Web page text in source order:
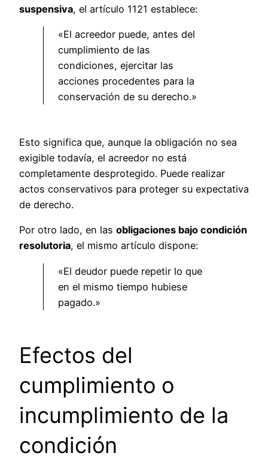
suspensiva, el artículo 1121 establece:
«El acreedor puede, antes del
cumplimiento de las
condiciones, ejercitar las
acciones procedentes para la
conservación de su derecho.»
Esto significa que, aunque la obligación no sea
exigible todavía, el acreedor no está
completamente desprotegido. Puede realizar
actos conservativos para proteger su expectativa
de derecho.
Por otro lado, en las obligaciones bajo condición
resolutoria, el mismo artículo dispone:
«El deudor puede repetir lo que
en el mismo tiempo hubiese
pagado.»
Efectos del
cumplimiento o
incumplimiento de la
condición